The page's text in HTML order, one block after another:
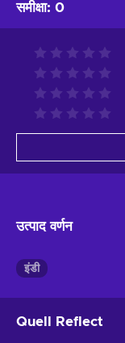
समीक्षा: 0
उत्पाद वर्णन
इंडी
Quell Reflect